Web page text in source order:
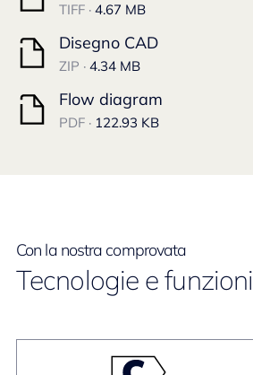
TIFF · 4.67 MB
Disegno CAD
ZIP · 4.34 MB
Flow diagram
PDF · 122.93 KB
Con la nostra comprovata
Tecnologie e funzioni